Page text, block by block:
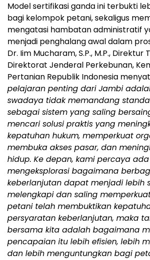
Model sertifikasi ganda ini terbukti
bagi kelompok petani, sekaligus
mengatasi hambatan administratif
menjadi penghalang awal dalam
Dr. Iim Mucharam, S.P., M.P., Direktur
Direktorat Jenderal Perkebunan,
Pertanian Republik Indonesia
pelajaran penting dari Jambi
swadaya tidak memandang
sebagai sistem yang saling
mencari solusi praktis yang
kepatuhan hukum, memperkuat
membuka akses pasar, dan
hidup. Ke depan, kami percaya
mengeksplorasi bagaimana
keberlanjutan dapat menjadi lebih
melengkapi dan saling
petani telah membuktikan
persyaratan keberlanjutan, maka
bersama kita adalah bagaimana
pencapaian itu lebih efisien, lebih
dan lebih menguntungkan bagi